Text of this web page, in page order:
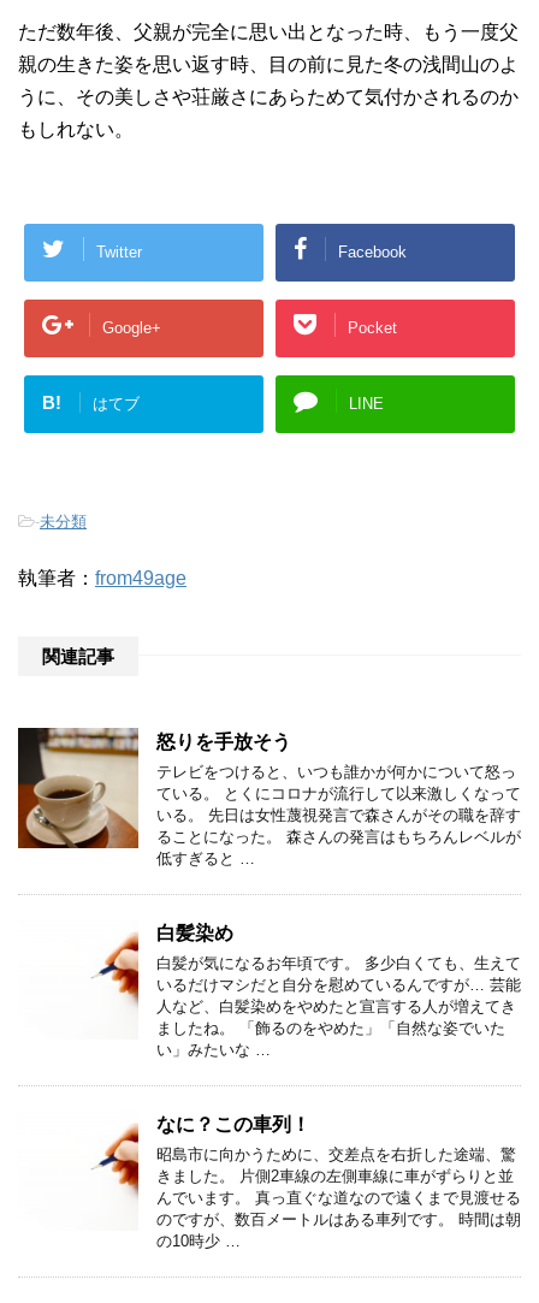
ただ数年後、父親が完全に思い出となった時、もう一度父
親の生きた姿を思い返す時、目の前に見た冬の浅間山のよ
うに、その美しさや荘厳さにあらためて気付かされるのか
もしれない。
Twitter Facebook
Google+ Pocket
B! はてブ LINE
-未分類
執筆者： from49age
関連記事
怒りを手放そう
テレビをつけると、いつも誰かが何かについて怒っ
ている。 とくにコロナが流行して以来激しくなって
いる。 先日は女性蔑視発言で森さんがその職を辞す
ることになった。 森さんの発言はもちろんレベルが
低すぎると …
白髪染め
白髪が気になるお年頃です。 多少白くても、生えて
いるだけマシだと自分を慰めているんですが… 芸能
人など、白髪染めをやめたと宣言する人が増えてき
ましたね。 「飾るのをやめた」「自然な姿でいた
い」みたいな …
なに？この車列！
昭島市に向かうために、交差点を右折した途端、驚
きました。 片側2車線の左側車線に車がずらりと並
んでいます。 真っ直ぐな道なので遠くまで見渡せる
のですが、数百メートルはある車列です。 時間は朝
の10時少 …